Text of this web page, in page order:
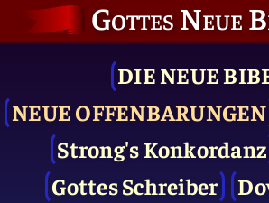
Gottes Neue
DIE NEUE
NEUE OFFENBARUNGEN
Strong's Konkordanz
Gottes Schreiber